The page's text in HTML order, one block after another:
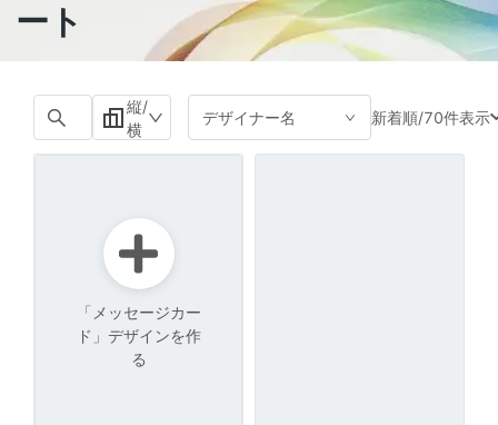
ート
縦/
横
デザイナー名 新着順/70件表示
「メッセージカー
ド」デザインを作
る